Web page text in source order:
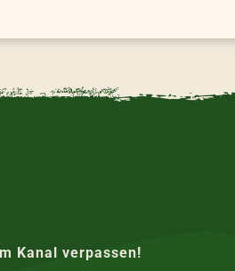
Kanal verpassen!